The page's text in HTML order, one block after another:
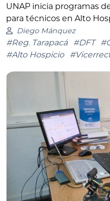
UNAP inicia programas
para técnicos en Alto
Diego Mánquez
#Reg. Tarapacá #DFT
#Alto Hospicio